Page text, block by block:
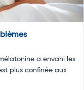
a envahi les
plus confinée aux